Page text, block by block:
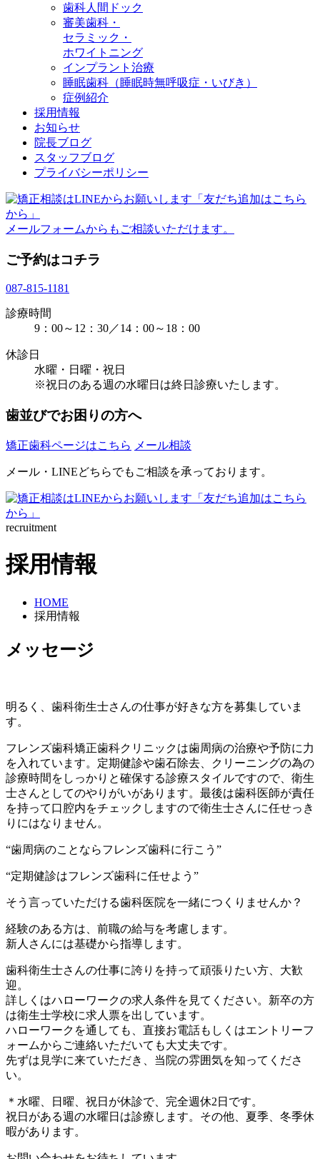
歯科人間ドック
審美歯科・
セラミック・
ホワイトニング
インプラント治療
睡眠歯科（睡眠時無呼吸症・いびき）
症例紹介
採用情報
お知らせ
院長ブログ
スタッフブログ
プライバシーポリシー
メールフォームからもご相談いただけます。
ご予約はコチラ
087-815-1181
診療時間
9：00～12：30／14：00～18：00
休診日
水曜・日曜・祝日
※祝日のある週の水曜日は終日診療いたします。
歯並びでお困りの方へ
矯正歯科ページはこちら メール相談
メール・LINEどちらでもご相談を承っております。
recruitment
採用情報
HOME
採用情報
メッセージ
明るく、歯科衛生士さんの仕事が好きな方を募集していま
す。
フレンズ歯科矯正歯科クリニックは歯周病の治療や予防に力
を入れています。定期健診や歯石除去、クリーニングの為の
診療時間をしっかりと確保する診療スタイルですので、衛生
士さんとしてのやりがいがあります。最後は歯科医師が責任
を持って口腔内をチェックしますので衛生士さんに任せっき
りにはなりません。
“歯周病のことならフレンズ歯科に行こう”
“定期健診はフレンズ歯科に任せよう”
そう言っていただける歯科医院を一緒につくりませんか？
経験のある方は、前職の給与を考慮します。
新人さんには基礎から指導します。
歯科衛生士さんの仕事に誇りを持って頑張りたい方、大歓
迎。
詳しくはハローワークの求人条件を見てください。新卒の方
は衛生士学校に求人票を出しています。
ハローワークを通しても、直接お電話もしくはエントリーフ
ォームからご連絡いただいても大丈夫です。
先ずは見学に来ていただき、当院の雰囲気を知ってくださ
い。
＊水曜、日曜、祝日が休診で、完全週休2日です。
祝日がある週の水曜日は診療します。その他、夏季、冬季休
暇があります。